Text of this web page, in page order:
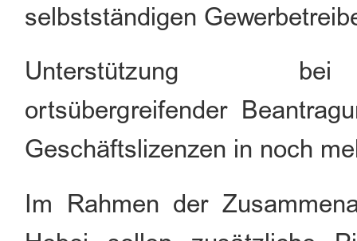
selbstständigen
Unterstützung bei
ortsübergreifender
Geschäftslizenzen in noch
Im Rahmen der